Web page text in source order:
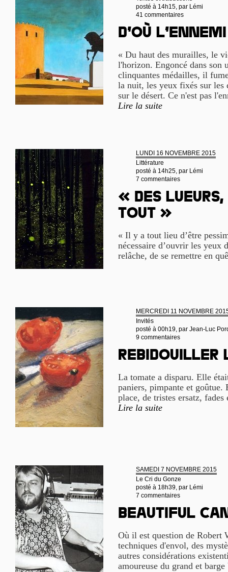
posté à 14h15, par Lémi
41 commentaires
D’où
« Du haut des murailles, le
l'horizon. Engoncé dans son
clinquantes médailles, il
la nuit, les yeux fixés sur les
sur le désert. Ce n'est pas
Lire la suite
LUNDI 16 NOVEMBRE 2015
Littérature
posté à 14h25, par Lémi
7 commentaires
« Des
tout »
« Il y a tout lieu d’être
nécessaire d’ouvrir les yeux
relâche, de se remettre en
MERCREDI 11 NOVEMBRE
Invités
posté à 00h19, par Jean-Luc
9 commentaires
Rebidouiller
La tomate a disparu. Elle
paniers, pimpante et
place, de tristes ersatz,
Lire la suite
SAMEDI 7 NOVEMBRE 2015
Le Cri du Gonze
posté à 18h39, par Lémi
7 commentaires
Beautiful
Où il est question de Robert
techniques d'envol, des
autres considérations
amoureuse du grand et